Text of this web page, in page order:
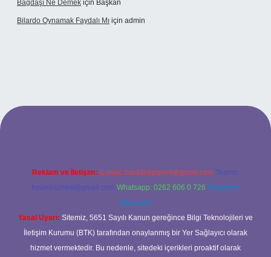
Bağdaşı Ne Demek için Başkan
Bilardo Oynamak Faydalı Mı için admin
Reklam ve İletişim: E-mail: backlinkpaneli@gmail.com Teams:
forumhizmeti@gmail.com Whatsapp: 0262 606 0 726 Telegram:
@karabul
Yasal Uyarı: Sitemiz, 5651 Sayılı Kanun gereğince Bilgi Teknolojileri ve
İletişim Kurumu (BTK) tarafından onaylanmış bir Yer Sağlayıcı olarak
hizmet vermektedir. Bu nedenle, sitedeki içerikleri proaktif olarak